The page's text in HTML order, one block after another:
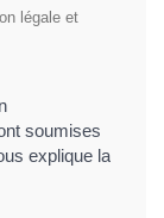
légale et
soumises
explique la